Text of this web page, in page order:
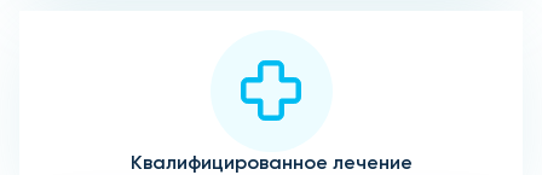
Квалифицированное лечение